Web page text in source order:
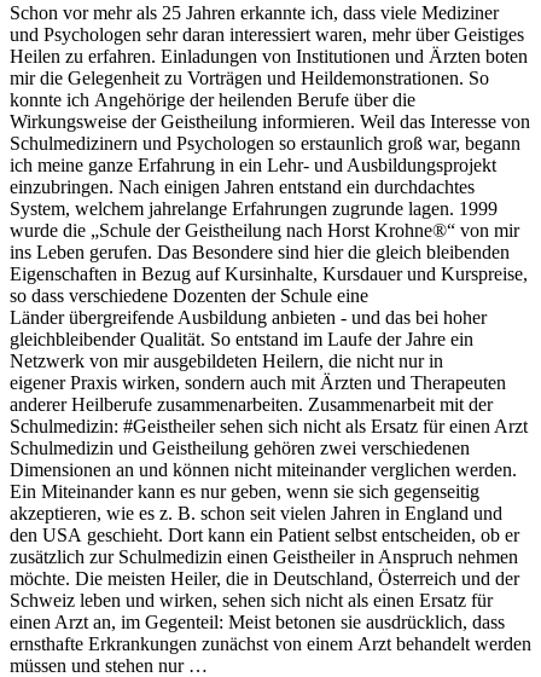
Schon vor mehr als 25 Jahren erkannte ich, dass viele Mediziner
und Psychologen sehr daran interessiert waren, mehr über Geistiges
Heilen zu erfahren. Einladungen von Institutionen und Ärzten boten
mir die Gelegenheit zu Vorträgen und Heildemonstrationen. So
konnte ich Angehörige der heilenden Berufe über die
Wirkungsweise der Geistheilung informieren. Weil das Interesse von
Schulmedizinern und Psychologen so erstaunlich groß war, begann
ich meine ganze Erfahrung in ein Lehr- und Ausbildungsprojekt
einzubringen. Nach einigen Jahren entstand ein durchdachtes
System, welchem jahrelange Erfahrungen zugrunde lagen. 1999
wurde die „Schule der Geistheilung nach Horst Krohne®“ von mir
ins Leben gerufen. Das Besondere sind hier die gleich bleibenden
Eigenschaften in Bezug auf Kursinhalte, Kursdauer und Kurspreise,
so dass verschiedene Dozenten der Schule eine
Länder übergreifende Ausbildung anbieten - und das bei hoher
gleichbleibender Qualität. So entstand im Laufe der Jahre ein
Netzwerk von mir ausgebildeten Heilern, die nicht nur in
eigener Praxis wirken, sondern auch mit Ärzten und Therapeuten
anderer Heilberufe zusammenarbeiten. Zusammenarbeit mit der
Schulmedizin: #Geistheiler sehen sich nicht als Ersatz für einen Arzt
Schulmedizin und Geistheilung gehören zwei verschiedenen
Dimensionen an und können nicht miteinander verglichen werden.
Ein Miteinander kann es nur geben, wenn sie sich gegenseitig
akzeptieren, wie es z. B. schon seit vielen Jahren in England und
den USA geschieht. Dort kann ein Patient selbst entscheiden, ob er
zusätzlich zur Schulmedizin einen Geistheiler in Anspruch nehmen
möchte. Die meisten Heiler, die in Deutschland, Österreich und der
Schweiz leben und wirken, sehen sich nicht als einen Ersatz für
einen Arzt an, im Gegenteil: Meist betonen sie ausdrücklich, dass
ernsthafte Erkrankungen zunächst von einem Arzt behandelt werden
müssen und stehen nur …